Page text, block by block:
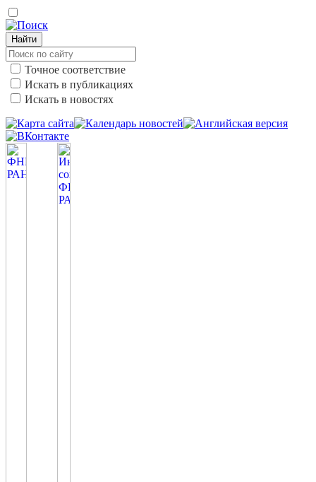
Найти
Точное соответствие
Искать в публикациях
Искать в новостях